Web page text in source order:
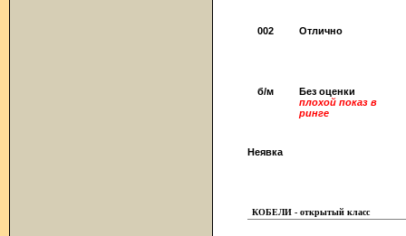
002 Отлично
б/м
Без оценки
плохой показ в
ринге
Неявка
КОБЕЛИ - открытый класс